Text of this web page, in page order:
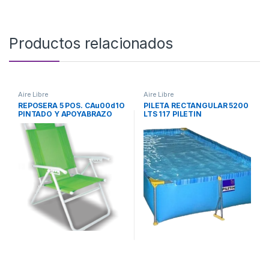
Productos relacionados
Aire Libre
REPOSERA 5 POS. CAu00d1O
PINTADO Y APOYABRAZO
CAu00d1O C/COVER
Aire Libre
PILETA RECTANGULAR 5200
LTS 117 PILETIN